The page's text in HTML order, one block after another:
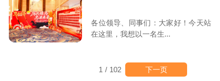
各位领导、同事们：大家好！今天站
在这里，我想以一名生...
1 / 102 下一页